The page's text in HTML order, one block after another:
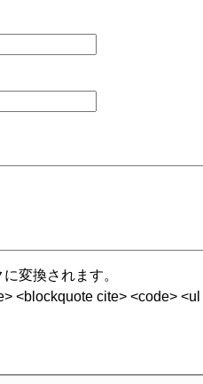
変換されます。
<blockquote cite> <code>